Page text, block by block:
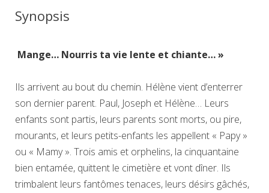
Synopsis
Mange… Nourris ta vie lente et chiante… »
Ils arrivent au bout du chemin. Hélène vient d’enterrer
son dernier parent. Paul, Joseph et Hélène… Leurs
enfants sont partis, leurs parents sont morts, ou pire,
mourants, et leurs petits-enfants les appellent « Papy »
ou « Mamy ». Trois amis et orphelins, la cinquantaine
bien entamée, quittent le cimetière et vont dîner. Ils
trimbalent leurs fantômes tenaces, leurs désirs gâchés,